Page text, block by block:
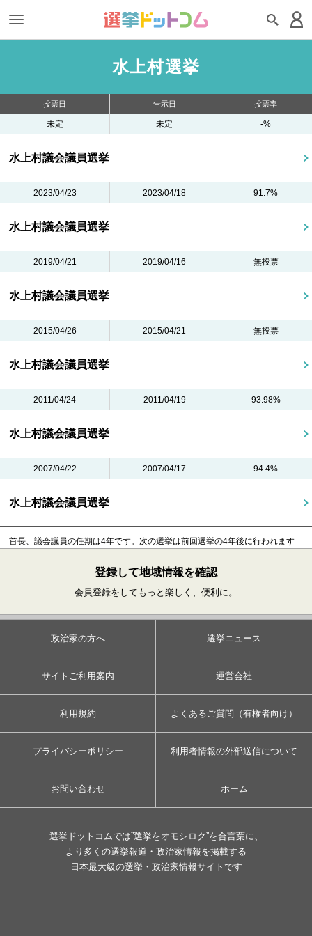
水上村選挙
投票日 告示日 投票率
未定 未定 -%
水上村議会議員選挙
2023/04/23 2023/04/18 91.7%
水上村議会議員選挙
2019/04/21 2019/04/16 無投票
水上村議会議員選挙
2015/04/26 2015/04/21 無投票
水上村議会議員選挙
2011/04/24 2011/04/19 93.98%
水上村議会議員選挙
2007/04/22 2007/04/17 94.4%
水上村議会議員選挙
首長、議会議員の任期は4年です。 次の選挙は前回選挙の4年後に行われます
登録して地域情報を確認
会員登録をしてもっと楽しく、便利に。
政治家の方へ 選挙ニュース
サイトご利用案内 運営会社
利用規約 よくあるご質問（有権者向け）
プライバシーポリシー 利用者情報の外部送信について
お問い合わせ ホーム
選挙ドットコムでは”選挙をオモシロク”を合言葉に、
より多くの選挙報道・政治家情報を掲載する
日本最大級の選挙・政治家情報サイトです